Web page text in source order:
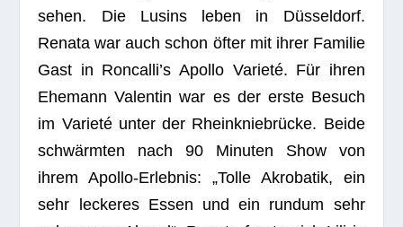
se­hen. Die Lusins leben in Düsseldorf.
Renata war auch schon öfter mit ihrer Fami­lie
Gast in Roncalli’s Apollo Varieté. Für ihren
Ehe­mann Valen­tin war es der erste Besuch
im Varieté unter der Rheinkniebrücke. Beide
schwärmten nach 90 Minu­ten Show von
ihrem Apollo-Erleb­nis: „Tolle Akro­ba­tik, ein
sehr lecke­res Essen und ein rundum sehr